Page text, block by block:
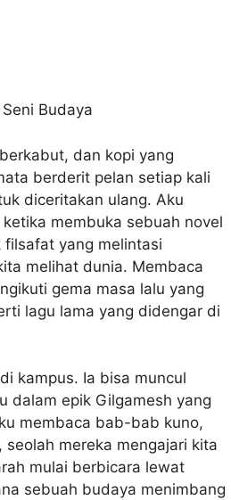
Budaya
dan kopi yang
berderit pelan setiap kali
diceritakan ulang. Aku
membuka sebuah novel
filsafat yang melintasi
melihat dunia. Membaca
gema masa lalu yang
lagu lama yang didengar di
kampus. Ia bisa muncul
dalam epik Gilgamesh yang
membaca bab-bab kuno,
mereka mengajari kita
mulai berbicara lewat
sebuah budaya menimbang